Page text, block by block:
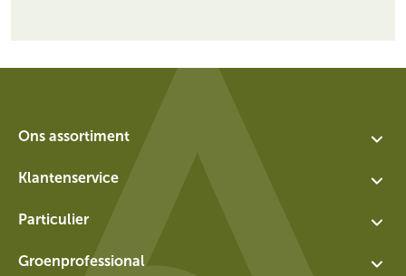
Ons assortiment
Waterelementen
Muren
Klantenservice
Werken bij ADEZZ
Particulier
Groenprofessional